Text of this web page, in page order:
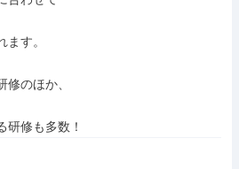
す。
のほか、
研修も多数！